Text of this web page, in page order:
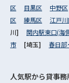
区
目黒区 中野区
区
練馬区 江戸川
川] 関内駅東口(海
市
[埼玉] 春日部
人気駅から貸事務